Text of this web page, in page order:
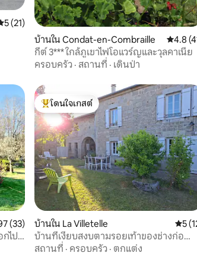
ะแนนเฉลี่ย 5 จาก 5, 21 รีวิว
5 (21)
บ้านใน Condat-en-Combraille คะแนน
4.8
กีต์ 3*** ใกล้ภูเขาไฟโอแวร์ญและวุลคาเนีย
ครอบครัว · สถานที่ · เดินป่า
นเฉลี่ย 4.97 จาก 5, 33 รีวิว
(33)
ไป 5
โดนใจเกสต์ที่สุด
โดนใจเกสต์
บ้านใน La Villetelle คะแน
5
บ้านที่เงียบสงบตามรอยเท้าของช่างก่อ
อาคารในกรูโซ
สถานที่ · ครอบครัว · ตกแต่ง